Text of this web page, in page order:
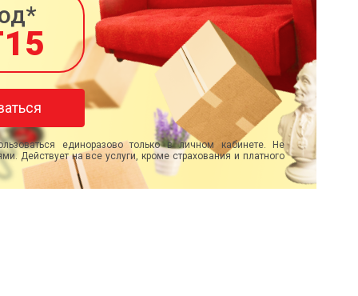
единоразово только в личном кабинете. Не
Действует на все услуги, кроме страхования и платного